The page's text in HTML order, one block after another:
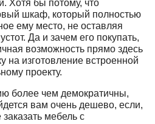
Хотя бы потому, что
шкаф, который полностью
ему место, не оставляя
Да и зачем его покупать,
возможность прямо здесь
на изготовление встроенной
проекту.
более чем демократичны,
вам очень дешево, если,
мебель с